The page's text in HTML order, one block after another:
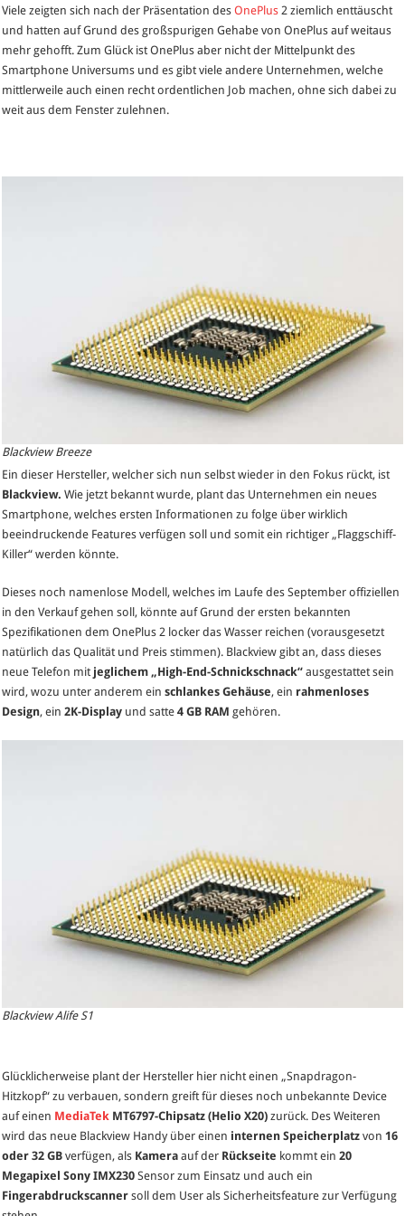
Smartphone
soll
über
ein
2k-
SoC,
Kamera
verfügen!
Viele zeigten sich nach der Präsentation desOnePlus 2 ziemlich enttäuscht
und hatten auf Grund des großspurigen Gehabe von OnePlus auf weitaus
mehr gehofft. Zum Glück ist OnePlus aber nicht der Mittelpunkt des
Smartphone Universums und es gibt viele andere Unternehmen, welche
mittlerweile auch einen recht ordentlichen Job machen, ohne sich dabei zu
weit aus dem Fenster zulehnen.
Blackview Breeze
Ein dieser Hersteller, welcher sich nun selbst wieder in den Fokus rückt, ist
Blackview. Wie jetzt bekannt wurde, plant das Unternehmen ein neues
Smartphone, welches ersten Informationen zu folge über wirklich
beeindruckende Features verfügen soll und somit ein richtiger „Flaggschiff-
Killer“ werden könnte.
Dieses noch namenlose Modell, welches im Laufe des September offiziellen
in den Verkauf gehen soll, könnte auf Grund der ersten bekannten
Spezifikationen dem OnePlus 2 locker das Wasser reichen (vorausgesetzt
natürlich das Qualität und Preis stimmen). Blackview gibt an, dass dieses
neue Telefon mit jeglichem „High-End-Schnickschnack“ ausgestattet sein
wird, wozu unter anderem einschlankes Gehäuse, ein rahmenloses
Design, ein2K-Display und satte4 GB RAM gehören.
Blackview Alife S1
Glücklicherweise plant der Hersteller hier nicht einen „Snapdragon-
Hitzkopf“ zu verbauen, sondern greift für dieses noch unbekannte Device
auf einen MediaTek MT6797-Chipsatz (Helio X20) zurück. Des Weiteren
wird das neue Blackview Handy über einen internen Speicherplatz von16
oder 32 GB verfügen, als Kamera auf der Rückseite kommt ein20
Megapixel Sony IMX230 Sensor zum Einsatz und auch ein
Fingerabdruckscanner soll dem User als Sicherheitsfeature zur Verfügung